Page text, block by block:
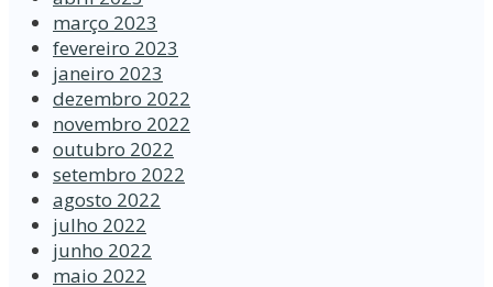
março 2023
fevereiro 2023
janeiro 2023
dezembro 2022
novembro 2022
outubro 2022
setembro 2022
agosto 2022
julho 2022
junho 2022
maio 2022